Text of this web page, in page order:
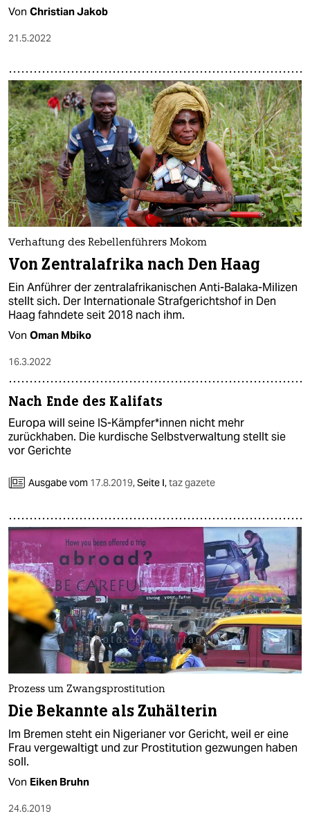
Von Christian Jakob
21.5.2022
Verhaftung des Rebellenführers Mokom
Von Zentralafrika nach Den Haag
Ein Anführer der zentralafrikanischen Anti-Balaka-Milizen
stellt sich. Der Internationale Strafgerichtshof in Den
Haag fahndete seit 2018 nach ihm.
Von Oman Mbiko
16.3.2022
Nach Ende des Kalifats
Europa will seine IS-Kämpfer*innen nicht mehr
zurückhaben. Die kurdische Selbstverwaltung stellt sie
vor Gerichte
Ausgabe vom 17.8.2019,Seite I,taz gazete
Prozess um Zwangsprostitution
Die Bekannte als Zuhälterin
Im Bremen steht ein Nigerianer vor Gericht, weil er eine
Frau vergewaltigt und zur Prostitution gezwungen haben
soll.
Von Eiken Bruhn
24.6.2019